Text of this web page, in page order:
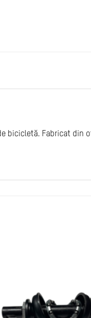
Fabricat din